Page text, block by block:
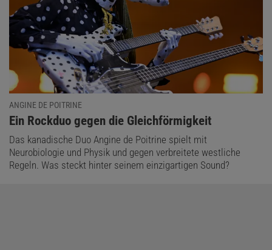
ANGINE DE POITRINE
:
Ein Rockduo gegen die Gleichförmigkeit
Das kanadische Duo Angine de Poitrine spielt mit
Neurobiologie und Physik und gegen verbreitete westliche
Regeln. Was steckt hinter seinem einzigartigen Sound?